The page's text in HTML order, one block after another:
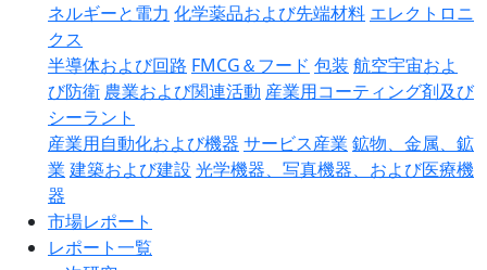
ネルギーと電力 化学薬品および先端材料 エレクトロニ
クス
半導体および回路 FMCG＆フード 包装 航空宇宙およ
び防衛 農業および関連活動 産業用コーティング剤及び
シーラント
産業用自動化および機器 サービス産業 鉱物、金属、鉱
業 建築および建設 光学機器、写真機器、および医療機
器
市場レポート
レポート一覧